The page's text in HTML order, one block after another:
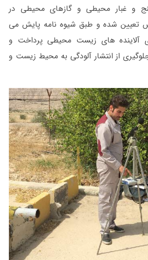
و غبار محیطی و گازهای محیطی در
تعیین شده و طبق شیوه نامه پایش می
آلاینده های زیست محیطی پرداخت و
از انتشار آلودگی به محیط زیست و